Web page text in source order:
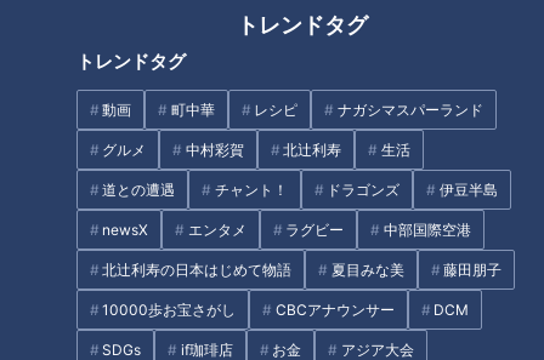
トレンドタグ
トレンドタグ
動画 町中華 レシピ ナガシマスパーランド
グルメ 中村彩賀 北辻利寿 生活
道との遭遇 チャント！ ドラゴンズ 伊豆半島
newsX エンタメ ラグビー 中部国際空港
北辻利寿の日本はじめて物語 夏目みな美 藤田朋子
10000歩お宝さがし CBCアナウンサー DCM
SDGs if珈琲店 お金 アジア大会
イチ視聴者（筆者）の番組感想まとめ。 ＶＴＲで登場の
オススメ関連コンテンツ
清水が大切にしている言葉「今日だけ抑える」